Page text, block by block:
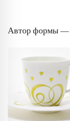
Автор формы —